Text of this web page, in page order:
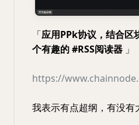
「应用PPk协议，结合区
个有趣的 #RSS阅读器 」
https://
我表示有点超纲，有没有